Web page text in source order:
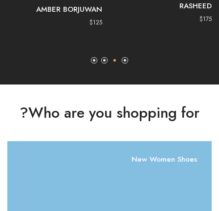
RASHEED
$175
AMBER BORJUWAN
$125
Who are you shopping for?
New Women Shoes